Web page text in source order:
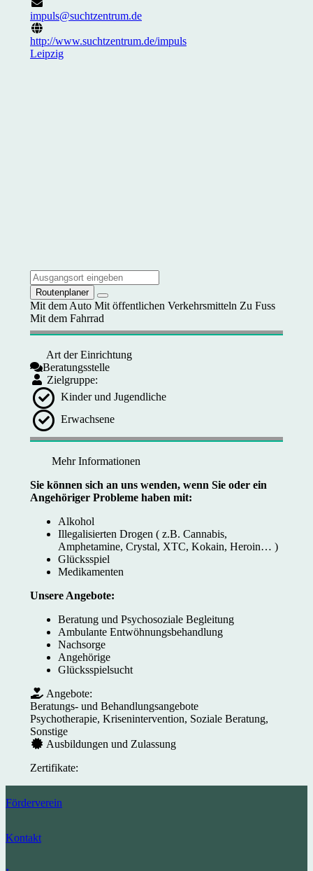
impuls@suchtzentrum.de
http://www.suchtzentrum.de/impuls
Leipzig
Routenplaner
Mit dem Auto Mit öffentlichen Verkehrsmitteln Zu Fuss
Mit dem Fahrrad
Art der Einrichtung
Beratungsstelle
Zielgruppe:
Kinder und Jugendliche
Erwachsene
Mehr Informationen
Sie können sich an uns wenden, wenn Sie oder ein
Angehöriger Probleme haben mit:
Alkohol
Illegalisierten Drogen ( z.B. Cannabis,
Amphetamine, Crystal, XTC, Kokain, Heroin… )
Glücksspiel
Medikamenten
Unsere Angebote:
Beratung und Psychosoziale Begleitung
Ambulante Entwöhnungsbehandlung
Nachsorge
Angehörige
Glücksspielsucht
Angebote:
Beratungs- und Behandlungsangebote
Psychotherapie, Krisenintervention, Soziale Beratung,
Sonstige
Ausbildungen und Zulassung
Zertifikate:
Förderverein
Kontakt